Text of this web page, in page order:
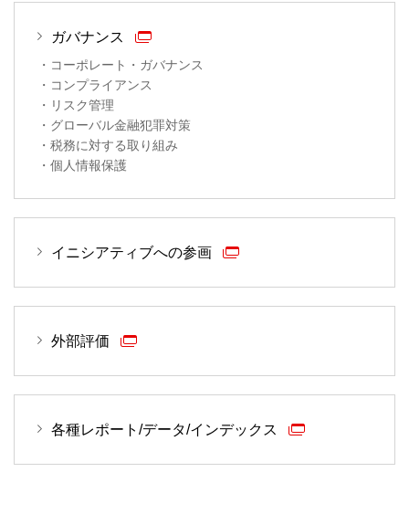
ガバナンス
・コーポレート・ガバナンス
・コンプライアンス
・リスク管理
・グローバル金融犯罪対策
・税務に対する取り組み
・個人情報保護
イニシアティブへの参画
外部評価
各種レポート/データ/インデックス